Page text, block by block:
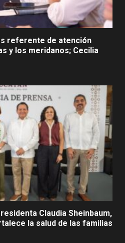
referente de atención
y los meridanos; Cecilia
Claudia Sheinbaum,
la salud de las familias